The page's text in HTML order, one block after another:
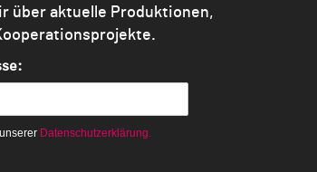
über aktuelle Produktionen,
Datenschutzerklärung.